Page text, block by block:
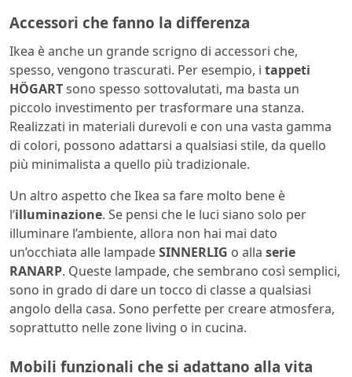
Accessori che fanno la differenza
Ikea è anche un grande scrigno di accessori che,
spesso, vengono trascurati. Per esempio, i tappeti
HÖGARTsono spesso sottovalutati, ma basta un
piccolo investimento per trasformare una stanza.
Realizzati in materiali durevoli e con una vasta gamma
di colori, possono adattarsi a qualsiasi stile, da quello
più minimalista a quello più tradizionale.
Un altro aspetto che Ikea sa fare molto bene è
l’illuminazione. Se pensi che le luci siano solo per
illuminare l’ambiente, allora non hai mai dato
un’occhiata alle lampadeSINNERLIG o alla serie
RANARP. Queste lampade, che sembrano così semplici,
sono in grado di dare un tocco di classe a qualsiasi
angolo della casa. Sono perfette per creare atmosfera,
soprattutto nelle zone living o in cucina.
Mobili funzionali che si adattano alla vita